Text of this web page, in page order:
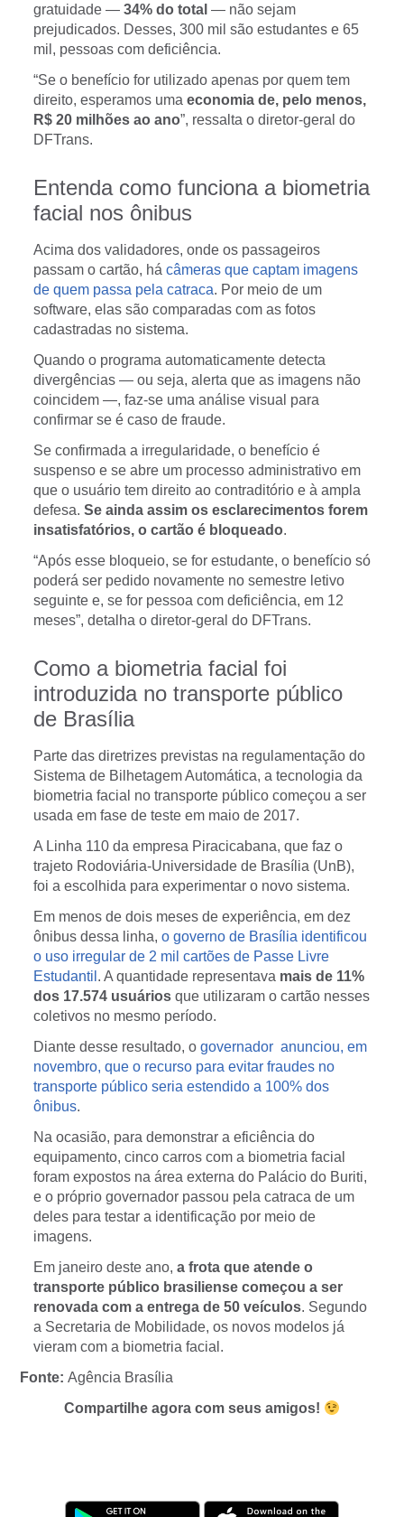
gratuidade — 34% do total — não sejam
prejudicados. Desses, 300 mil são estudantes e 65
mil, pessoas com deficiência.
“Se o benefício for utilizado apenas por quem tem
direito, esperamos uma economia de, pelo menos,
R$ 20 milhões ao ano”, ressalta o diretor-geral do
DFTrans.
Entenda como funciona a biometria
facial nos ônibus
Acima dos validadores, onde os passageiros
passam o cartão, há câmeras que captam imagens
de quem passa pela catraca. Por meio de um
software, elas são comparadas com as fotos
cadastradas no sistema.
Quando o programa automaticamente detecta
divergências — ou seja, alerta que as imagens não
coincidem —, faz-se uma análise visual para
confirmar se é caso de fraude.
Se confirmada a irregularidade, o benefício é
suspenso e se abre um processo administrativo em
que o usuário tem direito ao contraditório e à ampla
defesa. Se ainda assim os esclarecimentos forem
insatisfatórios, o cartão é bloqueado.
“Após esse bloqueio, se for estudante, o benefício só
poderá ser pedido novamente no semestre letivo
seguinte e, se for pessoa com deficiência, em 12
meses”, detalha o diretor-geral do DFTrans.
Como a biometria facial foi
introduzida no transporte público
de Brasília
Parte das diretrizes previstas na regulamentação do
Sistema de Bilhetagem Automática, a tecnologia da
biometria facial no transporte público começou a ser
usada em fase de teste em maio de 2017.
A Linha 110 da empresa Piracicabana, que faz o
trajeto Rodoviária-Universidade de Brasília (UnB),
foi a escolhida para experimentar o novo sistema.
Em menos de dois meses de experiência, em dez
ônibus dessa linha, o governo de Brasília identificou
o uso irregular de 2 mil cartões de Passe Livre
Estudantil . A quantidade representava mais de 11%
dos 17.574 usuários que utilizaram o cartão nesses
coletivos no mesmo período.
Diante desse resultado, o governador anunciou, em
novembro, que o recurso para evitar fraudes no
transporte público seria estendido a 100% dos
ônibus.
Na ocasião, para demonstrar a eficiência do
equipamento, cinco carros com a biometria facial
foram expostos na área externa do Palácio do Buriti,
e o próprio governador passou pela catraca de um
deles para testar a identificação por meio de
imagens.
Em janeiro deste ano, a frota que atende o
transporte público brasiliense começou a ser
renovada com a entrega de 50 veículos. Segundo
a Secretaria de Mobilidade, os novos modelos já
vieram com a biometria facial.
Fonte: Agência Brasília
Compartilhe agora com seus amigos!